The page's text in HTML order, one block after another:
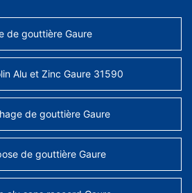
de gouttière Gaure
Alu et Zinc Gaure 31590
de gouttière Gaure
de gouttière Gaure